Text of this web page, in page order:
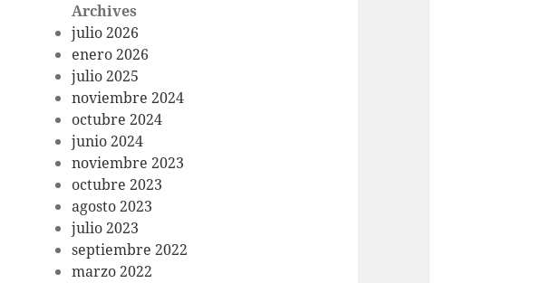
Archives
julio 2026
enero 2026
julio 2025
noviembre 2024
octubre 2024
junio 2024
noviembre 2023
octubre 2023
agosto 2023
julio 2023
septiembre 2022
marzo 2022